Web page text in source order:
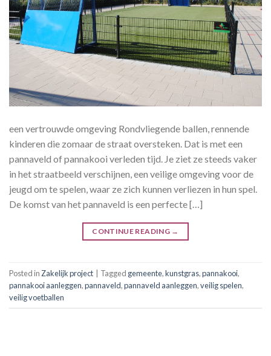
een vertrouwde omgeving Rondvliegende ballen, rennende
kinderen die zomaar de straat oversteken. Dat is met een
pannaveld of pannakooi verleden tijd. Je ziet ze steeds vaker
in het straatbeeld verschijnen, een veilige omgeving voor de
jeugd om te spelen, waar ze zich kunnen verliezen in hun spel.
De komst van het pannaveld is een perfecte […]
CONTINUE READING →
Posted in Zakelijk project Tagged gemeente,kunstgras,pannakooi,
pannakooi aanleggen,pannaveld,pannaveld aanleggen,veilig spelen,
veilig voetballen